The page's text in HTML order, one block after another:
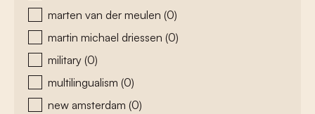
marten van der meulen (0)
martin michael driessen (0)
military (0)
multilingualism (0)
new amsterdam (0)